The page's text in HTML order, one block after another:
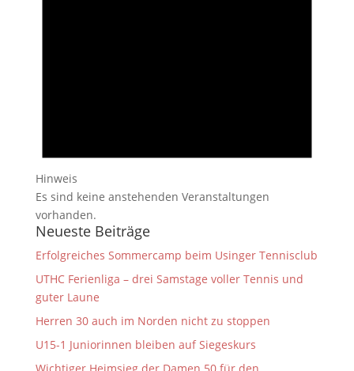
Hinweis
Es sind keine anstehenden Veranstaltungen
vorhanden.
Neueste Beiträge
Erfolgreiches Sommercamp beim Usinger Tennisclub
UTHC Ferienliga – drei Samstage voller Tennis und
guter Laune
Herren 30 auch im Norden nicht zu stoppen
U15-1 Juniorinnen bleiben auf Siegeskurs
Wichtiger Heimsieg der Damen 50 für den